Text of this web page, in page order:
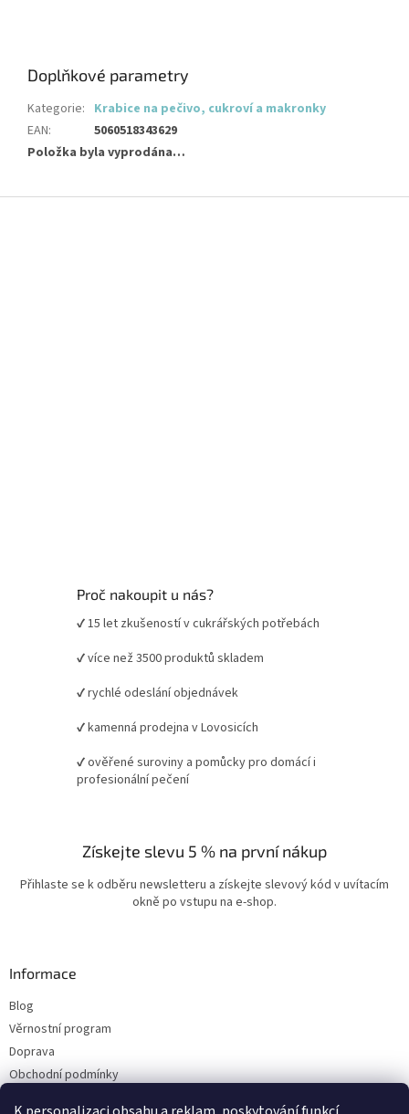
Doplňkové parametry
Kategorie: Krabice na pečivo, cukroví a makronky
EAN:
5060518343629
Položka byla vyprodána…
Proč nakoupit u nás?
✔ 15 let zkušeností v cukrářských potřebách
✔ více než 3500 produktů skladem
✔ rychlé odeslání objednávek
✔ kamenná prodejna v Lovosicích
✔ ověřené suroviny a pomůcky pro domácí i
profesionální pečení
Získejte slevu 5 % na první nákup
Přihlaste se k odběru newsletteru a získejte slevový kód v uvítacím
okně po vstupu na e-shop.
Informace
Blog
Věrnostní program
Doprava
Obchodní podmínky